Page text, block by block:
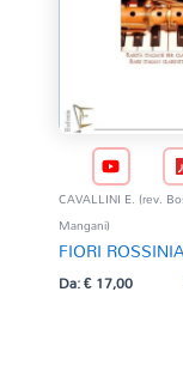
CAVALLINI E. (rev.
Mangani)
FIORI
Da:€17,00